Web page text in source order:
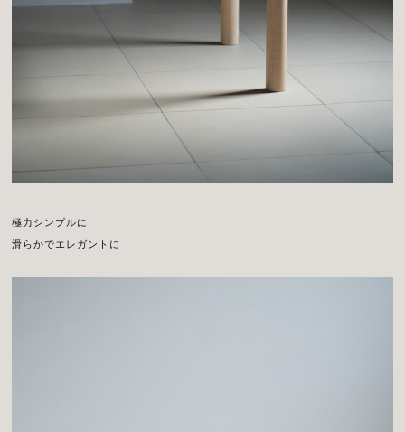
極力シンプルに
滑らかでエレガントに